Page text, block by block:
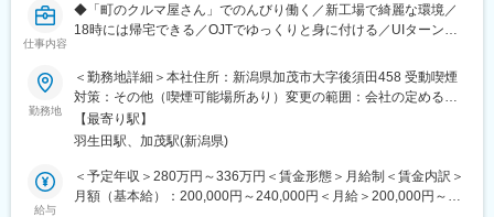
■教育体制：
ステップアップできる環境です。
■入社後の流れ：
数日座学で当社や業界知識などについて学んだ後、OJTで工具の
けて丁寧に教えるので、業界未経験の方も安心です。
仕事内容
◆「町のクルマ屋さん」でのんびり働く／新工場で綺麗な環境／
18時には帰宅できる／OJTでゆっくりと身に付ける／UIターン歓
◎未経験歓迎！地域に根差した“町の整備屋さん”で手に職がつく
◎2025年秋に新工場オープン！新しい設備環境で整備ができる
◎残業ほぼなしでメリハリ勤務
◎実働7時間15分の働きやすい勤務体系
◎ブランクOK！ベテランが横について育成
◎UIターン歓迎／地元で長く働きたい方に最適
勤務地
＜勤務地詳細＞本社住所：新潟県加茂市大字後須田458 受動喫煙
対策：その他（喫煙可能場所あり）変更の範囲：会社の定める事
業所
【最寄り駅】
羽生田駅、加茂駅(新潟県)
給与
＜予定年収＞280万円～336万円＜賃金形態＞月給制＜賃金内訳＞
月額（基本給）：200,000円～240,000円＜月給＞200,000円～